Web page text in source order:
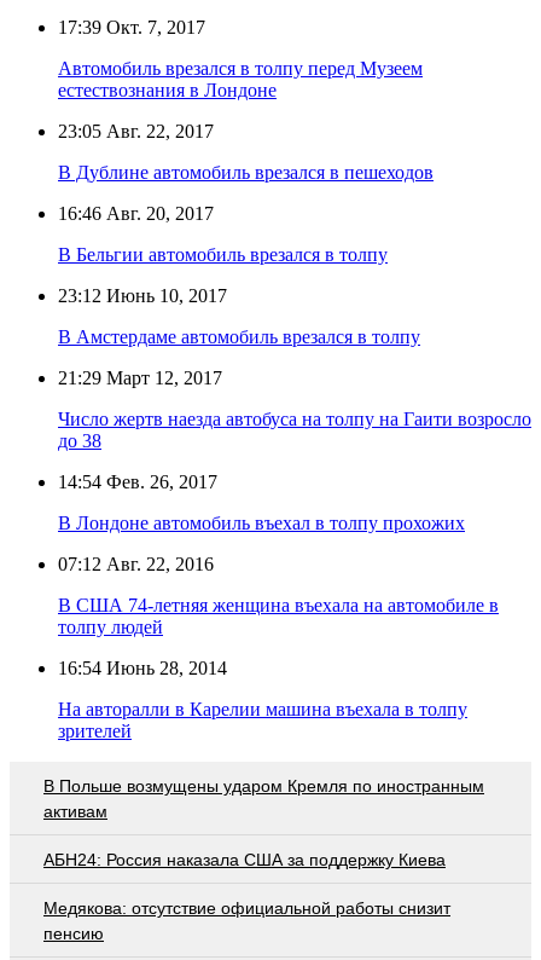
17:39 Окт. 7, 2017
Автомобиль врезался в толпу перед Музеем
естествознания в Лондоне
23:05 Авг. 22, 2017
В Дублине автомобиль врезался в пешеходов
16:46 Авг. 20, 2017
В Бельгии автомобиль врезался в толпу
23:12 Июнь 10, 2017
В Амстердаме автомобиль врезался в толпу
21:29 Март 12, 2017
Число жертв наезда автобуса на толпу на Гаити возросло
до 38
14:54 Фев. 26, 2017
В Лондоне автомобиль въехал в толпу прохожих
07:12 Авг. 22, 2016
В США 74-летняя женщина въехала на автомобиле в
толпу людей
16:54 Июнь 28, 2014
На авторалли в Карелии машина въехала в толпу
зрителей
В Польше возмущены ударом Кремля по иностранным
активам
АБН24: Россия наказала США за поддержку Киева
Медякова: отсутствие официальной работы снизит
пенсию